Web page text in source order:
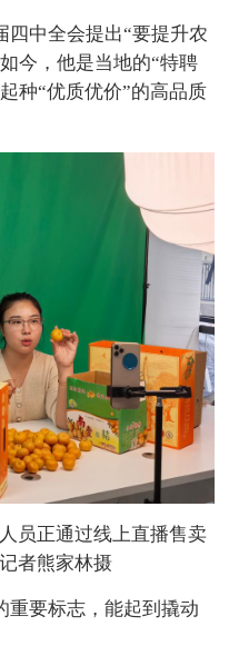
四中全会提出“要提升农
今，他是当地的“特聘
种“优质优价”的高品质
员正通过线上直播售卖
者熊家林摄
重要标志，能起到撬动